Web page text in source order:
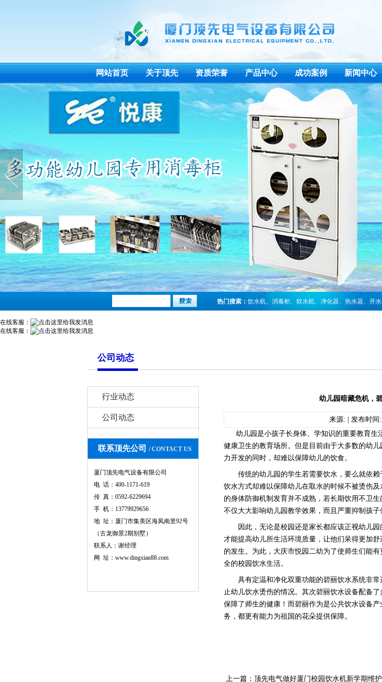
网站首页 关于顶先 资质荣誉 产品中心 成功案例 新闻中心
热门搜索： 饮水机、 消毒柜、 软水机、 净化器、 热水器、 开
在线客服：
在线客服：
公司动态
行业动态
公司动态
联系顶先公司 / CONTACT US
厦门顶先电气设备有限公司
电 话：400-1171-619
传 真：0592-6229694
手 机：13779929656
地 址：厦门市集美区海凤南里92号
（古龙御景2期别墅）
联系人：谢经理
网 址：www.dingxian88.com
幼儿园暗藏危机，
来源: | 发布时间
幼儿园是小孩子长身体、学知识的重要教育生
健康卫生的教育场所。但是目前由于大多数的幼
力开发的同时，却难以保障幼儿的饮食。
传统的幼儿园的学生若需要饮水，要么就依赖
饮水方式却难以保障幼儿在取水的时候不被烫伤
的身体防御机制发育并不成熟，若长期饮用不卫
不仅大大影响幼儿园教学效果，而且严重抑制孩
因此，无论是校园还是家长都应该正视幼儿园
才能提高幼儿所生活环境质量，让他们呆得更加
的发生。为此，大庆市悦园二幼为了使师生们能
全的校园饮水生活。
具有定温和净化双重功能的碧丽饮水系统非常
止幼儿饮水烫伤的情况。其次碧丽饮水设备配备
保障了师生的健康！而碧丽作为是公共饮水设备
务，都更有能力为祖国的花朵提供保障。
上一篇： 顶先电气做好厦门校园饮水机新学期维